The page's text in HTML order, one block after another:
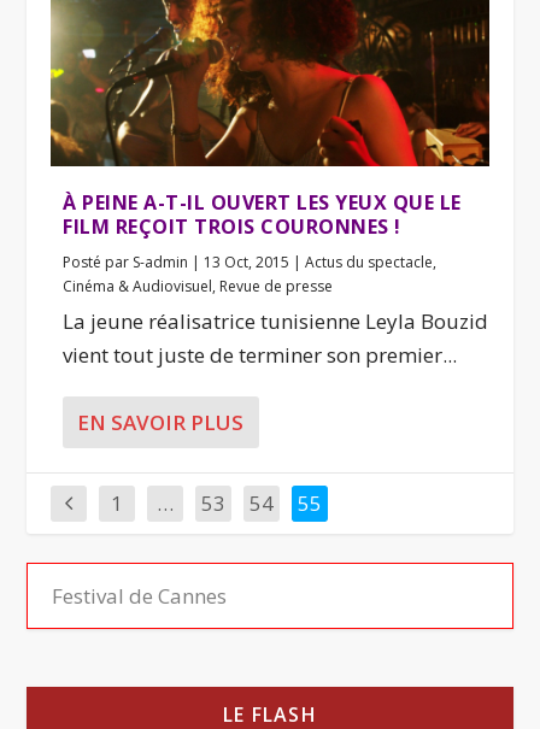
À PEINE A-T-IL OUVERT LES YEUX QUE LE
FILM REÇOIT TROIS COURONNES !
Posté par S-admin | 13 Oct, 2015 |Actus du spectacle,
Cinéma & Audiovisuel, Revue de presse
La jeune réalisatrice tunisienne Leyla Bouzid
vient tout juste de terminer son premier...
EN SAVOIR PLUS
1 … 53 54 55
LE FLASH